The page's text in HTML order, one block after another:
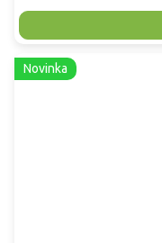
Novinka